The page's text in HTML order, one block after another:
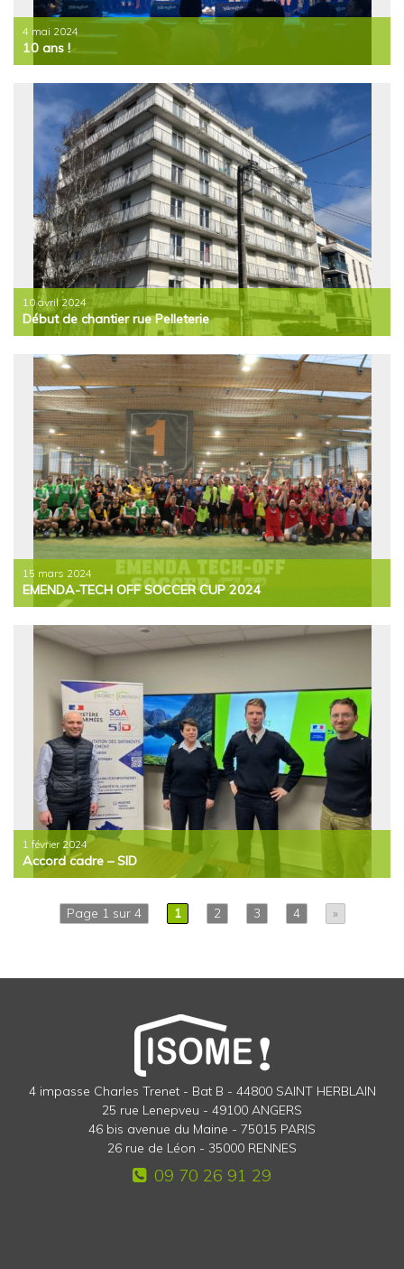
4 mai 2024
10 ans !
10 avril 2024
Début de chantier rue Pelleterie
15 mars 2024
EMENDA-TECH OFF SOCCER CUP 2024
1 février 2024
Accord cadre – SID
Page 1 sur 4 1 2 3 4 »
4 impasse Charles Trenet - Bat B - 44800 SAINT HERBLAIN
25 rue Lenepveu - 49100 ANGERS
46 bis avenue du Maine - 75015 PARIS
26 rue de Léon - 35000 RENNES
09 70 26 91 29